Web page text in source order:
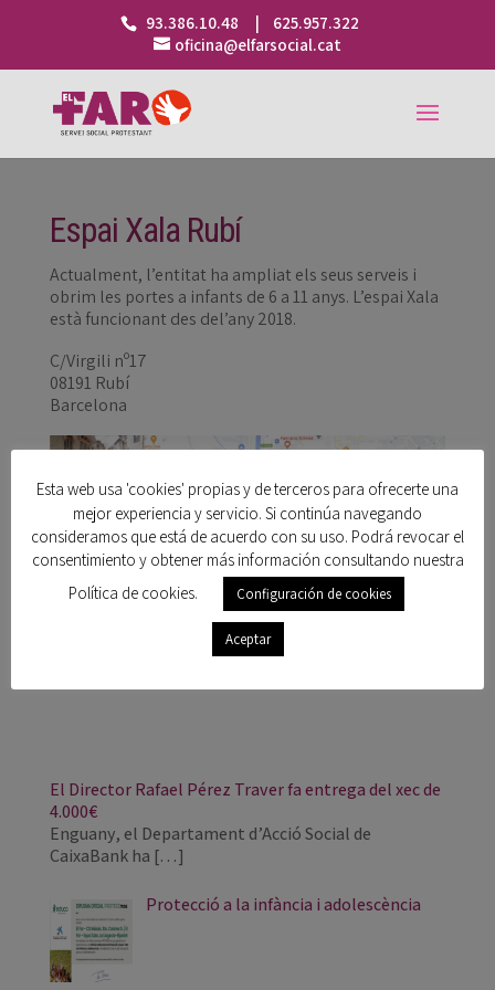
93.386.10.48 | 625.957.322
oficina@elfarsocial.cat
Espai Xala Rubí
Actualment, l’entitat ha ampliat els seus serveis i
obrim les portes a infants de 6 a 11 anys. L’espai Xala
està funcionant des del’any 2018.
C/Virgili nº17
08191 Rubí
Barcelona
El Director Rafael Pérez Traver fa entrega del xec de
4.000€
Enguany, el Departament d’Acció Social de
CaixaBank ha […]
Protecció a la infància i adolescència
Esta web usa 'cookies' propias y de terceros para ofrecerte una
mejor experiencia y servicio. Si continúa navegando
consideramos que está de acuerdo con su uso. Podrá revocar el
consentimiento y obtener más información consultando nuestra
Política de cookies.
Configuración de cookies
Aceptar